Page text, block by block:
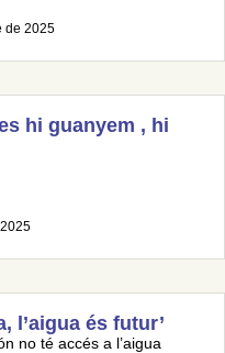
de 2025
hi guanyem , hi
l’aigua és futur’
no té accés a l’aigua